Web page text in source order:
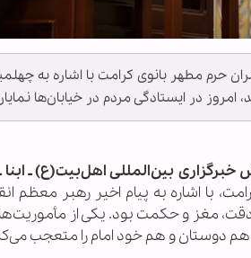
حرم مطهر بانوی کرامت با اشاره به
امروز در ایستادگی مردم در خیابان‌ها
خبرگزاری بین‌المللی اهل‌بیت(ع) ـ ابنا
با اشاره به پیام اخیر رهبر
مغز و حکمت بود. یکی از
دوستان و هم خود امام را متعجب